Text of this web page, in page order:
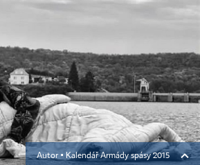
Autor ▪ Kalendář Armády spásy 2015